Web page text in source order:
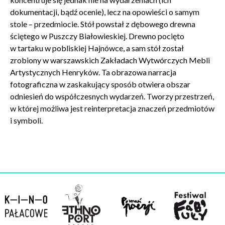
w celu skorzystania z usługi newsletter.
Administratorem danych osobowych jest Centrum
Kultury ZAMEK z siedzibą w Poznaniu. Zapoznałem/am
się z informacjami dotyczącymi przetwarzania danych
osobowych, które są zawarte wPolityce prywatności
WYŚLIJ
dokumentacji, bądź ocenie), lecz na opowieści o samym
stole – przedmiocie. Stół powstał z dębowego drewna
ściętego w Puszczy Białowieskiej. Drewno pocięto
w tartaku w pobliskiej Hajnówce, a sam stół został
zrobiony w warszawskich Zakładach Wytwórczych Mebli
Artystycznych Henryków. Ta obrazowa narracja
fotograficzna w zaskakujący sposób otwiera obszar
odniesień do współczesnych wydarzeń. Tworzy przestrzeń,
w której możliwa jest reinterpretacja znaczeń przedmiotów
i symboli.